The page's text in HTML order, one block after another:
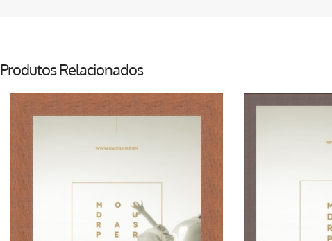
Produtos Relacionados